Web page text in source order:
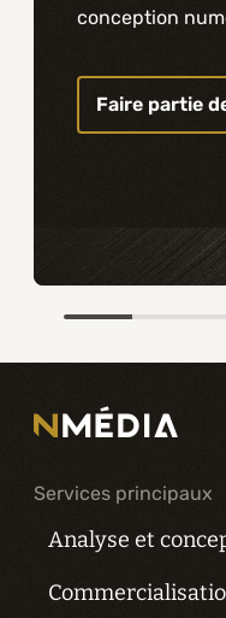
conception
Faire partie
6
Services principaux
Analyse et